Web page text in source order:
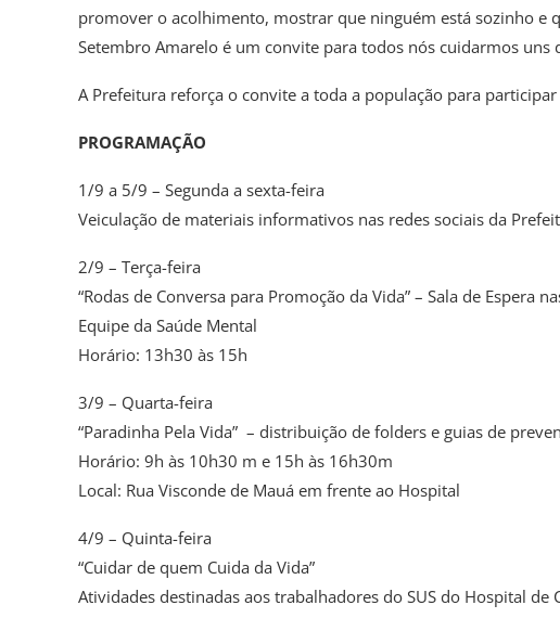
promover o acolhimento, mostrar que ninguém está sozinho e
Setembro Amarelo é um convite para todos nós cuidarmos uns
A Prefeitura reforça o convite a toda a população para
PROGRAMAÇÃO
1/9 a 5/9 – Segunda a sexta-feira
Veiculação de materiais informativos nas redes sociais da
2/9 – Terça-feira
“Rodas de Conversa para Promoção da Vida” – Sala de Espera
Equipe da Saúde Mental
Horário: 13h30 às 15h
3/9 – Quarta-feira
“Paradinha Pela Vida” – distribuição de folders e guias de
Horário: 9h às 10h30 m e 15h às 16h30m
Local: Rua Visconde de Mauá em frente ao Hospital
4/9 – Quinta-feira
“Cuidar de quem Cuida da Vida”
Atividades destinadas aos trabalhadores do SUS do Hospital de